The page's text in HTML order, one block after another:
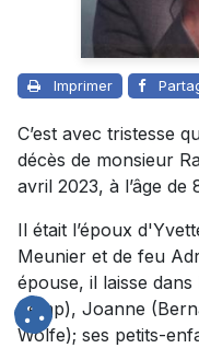
Imprimer
C’est avec tristesse
décès de monsieur
avril 2023, à l’âge de
Il était l’époux
Meunier et de feu
épouse, il laisse
Kemp), Joanne
Wolfe); ses petits-